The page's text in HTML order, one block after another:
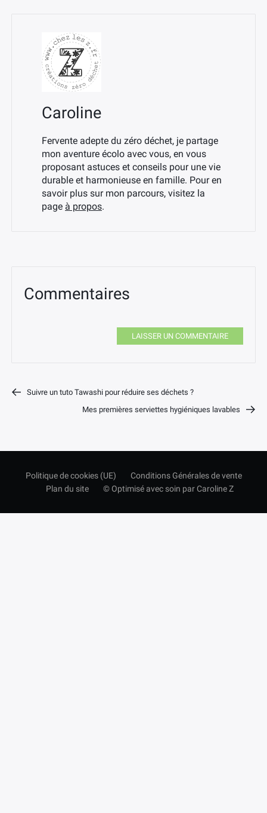
Caroline
Fervente adepte du zéro déchet, je partage
mon aventure écolo avec vous, en vous
proposant astuces et conseils pour une vie
durable et harmonieuse en famille. Pour en
savoir plus sur mon parcours, visitez la
page à propos.
Commentaires
LAISSER UN COMMENTAIRE
Suivre un tuto Tawashi pour réduire ses déchets ?
Mes premières serviettes hygiéniques lavables
Politique de cookies (UE)
Conditions Générales de vente
Plan du site
© Optimisé avec soin par Caroline Z